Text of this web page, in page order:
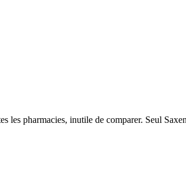
les pharmacies, inutile de comparer. Seul